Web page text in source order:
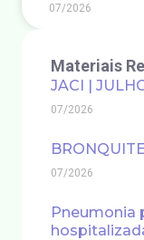
07/2026
Materiais
JACI |
07/2026
07/2026
Pneumonia